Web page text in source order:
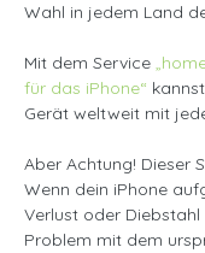
Wahl in jedem Land
Mit dem Service
für das iPhone“
Gerät weltweit mit
Aber Achtung! Dieser
Wenn dein iPhone
Verlust oder
Problem mit dem